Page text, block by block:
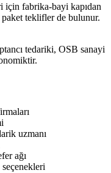
fabrika-bayi kapıdan
teklifler de bulunur.
tedariki, OSB sanayi
uzmanı
ağı
seçenekleri